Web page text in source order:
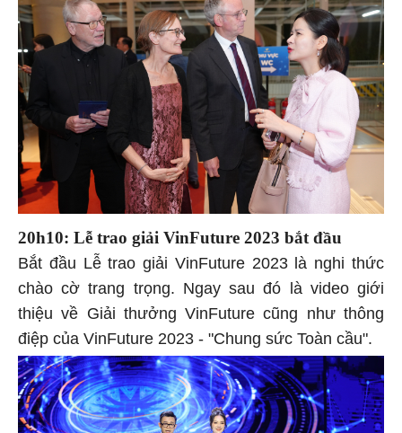
20h10: Lễ trao giải VinFuture 2023 bắt đầu
Bắt đầu Lễ trao giải VinFuture 2023 là nghi thức
chào cờ trang trọng. Ngay sau đó là video giới
thiệu về Giải thưởng VinFuture cũng như thông
điệp của VinFuture 2023 - "Chung sức Toàn cầu".